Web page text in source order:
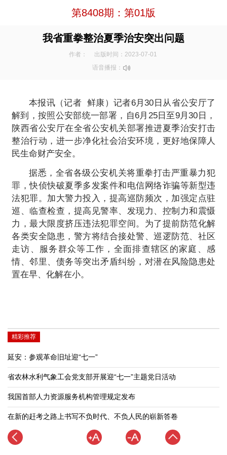
第8408期：第01版
我省重拳整治夏季治安突出问题
作者：
出版时间：2023-07-01
语音播报：
本报讯（记者 鲜康）记者6月30日从省公安厅了
解到，按照公安部统一部署，自6月25日至9月30日，
陕西省公安厅在全省公安机关部署推进夏季治安打击
整治行动，进一步净化社会治安环境，更好地保障人
民生命财产安全。
据悉，全省各级公安机关将重拳打击严重暴力犯
罪，快侦快破夏季多发案件和电信网络诈骗等新型违
法犯罪。加大警力投入，提高巡防频次，加强定点驻
巡、临查检查，提高见警率、发现力、控制力和震慑
力，最大限度挤压违法犯罪空间。为了提前防范化解
各类安全隐患，警方将结合接处警、巡逻防范、社区
走访、服务群众等工作，全面排查辖区的家庭、感
情、邻里、债务等突出矛盾纠纷，对潜在风险隐患处
置在早、化解在小。
精彩推荐
延安：参观革命旧址迎“七一”
省农林水利气象工会党支部开展迎“七一”主题党日活动
我国首部人力资源服务机构管理规定发布
在新的赶考之路上书写不负时代、不负人民的崭新答卷